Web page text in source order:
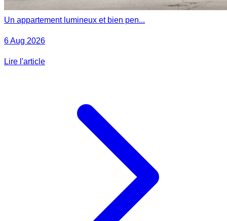
Un appartement lumineux et bien pen...
6 Aug 2026
Lire l'article